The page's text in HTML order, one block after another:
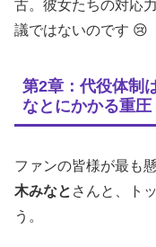
古。彼女たちの対応
議ではないのです 😢
第2章：代役体制
なとにかかる重
ファンの皆様が最も
木みなと さんと、ト
う。